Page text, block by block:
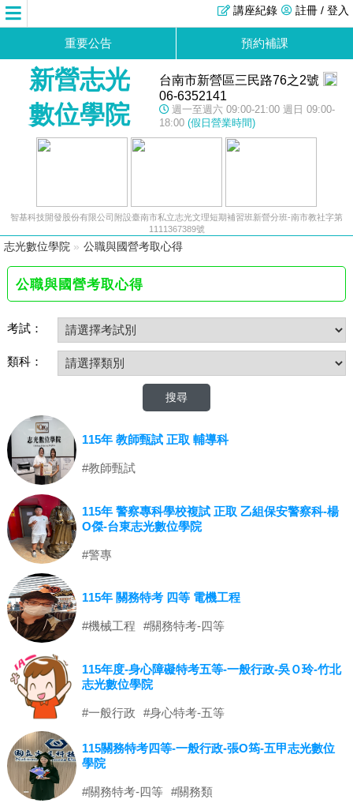
註冊 / 登入
講座紀錄
重要公告 預約補課
新營志光
數位學院
台南市新營區三民路76之2號
06-6352141
週一至週六 09:00-21:00 週日 09:00-
18:00 (假日營業時間)
智基科技開發股份有限公司附設臺南市私立志光文理短期補習班新營分班-南市教社字第
1111367389號
志光數位學院 » 公職與國營考取心得
公職與國營考取心得
考試：
類科：
115年 教師甄試 正取 輔導科
#教師甄試
115年 警察專科學校複試 正取 乙組保安警察科-楊
O傑-台東志光數位學院
#警專
115年 關務特考 四等 電機工程
#機械工程 #關務特考-四等
115年度-身心障礙特考五等-一般行政-吳Ｏ玲-竹北
志光數位學院
#一般行政 #身心特考-五等
115關務特考四等-一般行政-張O筠-五甲志光數位
學院
#關務特考-四等 #關務類